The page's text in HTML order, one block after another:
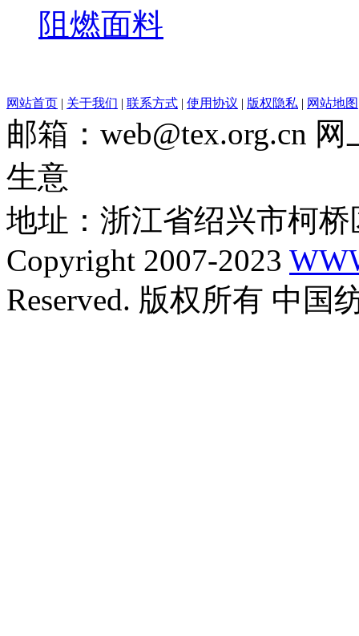
阻燃面料
网站首页 | 关于我们 | 联系方式 | 使用协议 | 版权隐私 | 网站地图
邮箱：web@tex.org.cn
生意
地址：浙江省绍兴市柯
Copyright 2007-2023
Reserved. 版权所有 中国